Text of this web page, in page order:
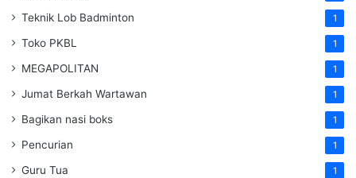
Teknik Lob Badminton 1
Toko PKBL 1
MEGAPOLITAN 1
Jumat Berkah Wartawan 1
Bagikan nasi boks 1
Pencurian 1
Guru Tua 1